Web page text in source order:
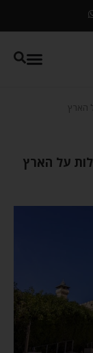
על הארץ